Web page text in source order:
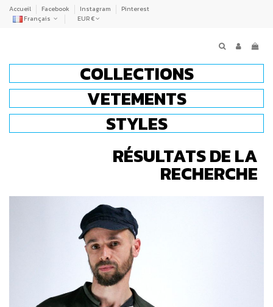
Accueil Facebook Instagram
Pinterest
Français
EUR €
COLLECTIONS
VETEMENTS
STYLES
RÉSULTATS DE LA
RECHERCHE